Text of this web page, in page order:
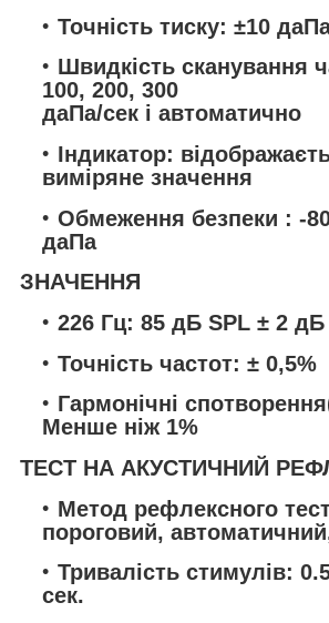
Точність тиску: ±10
Швидкість сканування
100, 200, 300
даПа/сек і автоматично
Індикатор:
виміряне значення
Обмеження безпеки : -
даПа
ЗНАЧЕННЯ
226 Гц: 85 дБ SPL ± 2 дБ
Точність частот: ± 0,5%
Гармонічні
Менше ніж 1%
ТЕСТ НА АКУСТИЧНИЙ
Метод рефлексного
пороговий,
Тривалість стимулів:
сек.